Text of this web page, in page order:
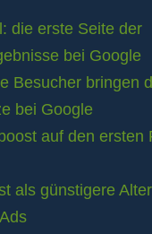
die erste Seite der
bei Google
Besucher bringen
bei Google
auf den ersten
als günstigere